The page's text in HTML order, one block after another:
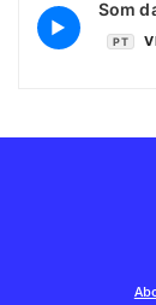
▶
Som
PT